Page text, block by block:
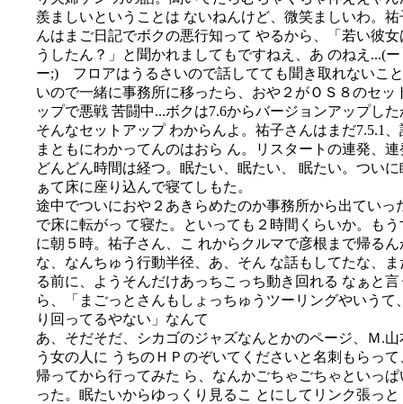
羨ましいということは ないねんけど、微笑ましいわ。祐
んはまご日記でボクの悪行知って やるから、「若い彼女
うしたん？」と聞かれましてもですねえ、あ のねえ...(ー
ー;) フロアはうるさいので話してても聞き取れないこ
いので一緒に事務所に移ったら、おや２がＯＳ８のセッ
ップで悪戦 苦闘中...ボクは7.6からバージョンアップした
そんなセットアップ わからんよ。祐子さんはまだ7.5.1、
まともにわかってんのはおら ん。リスタートの連発、連
どんどん時間は経つ。眠たい、眠たい、 眠たい。ついに
ぁて床に座り込んで寝てしもた。
途中でついにおや２あきらめたのか事務所から出ていっ
で床に転がっ て寝た。といっても２時間くらいか。もう
に朝５時。祐子さん、こ れからクルマで彦根まで帰るん
な、なんちゅう行動半径、あ、そん な話もしてたな、ま
る前に、ようそんだけあっちこっち動き回れる なぁと言
ら、「まごっとさんもしょっちゅうツーリングやいうて
り回ってるやない」なんて
あ、そだそだ、シカゴのジャズなんとかのページ、Ｍ.山
う女の人に うちのＨＰのぞいてくださいと名刺もらって
帰ってから行ってみた ら、なんかごちゃごちゃといっぱ
った。眠たいからゆっくり見るこ とにしてリンク張っと